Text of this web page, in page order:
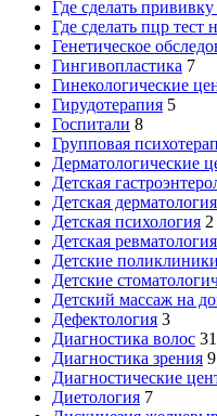
Где сделать
Где сделать пцр тест
Генетическое
Гингивопластика 7
Гинекологические
Гирудотерапия 5
Госпитали 8
Групповая
Дерматологические
Детская
Детская дерматология
Детская психология 2
Детская ревматология
Детские поликлиники
Детские
Детский массаж на
Дефектология 3
Диагностика волос 31
Диагностика зрения 9
Диагностические
Диетология 7